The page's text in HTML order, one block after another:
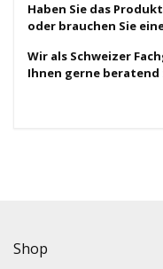
Haben Sie das
oder brauchen Sie
Wir als Schweizer
Ihnen gerne beratend
Shop